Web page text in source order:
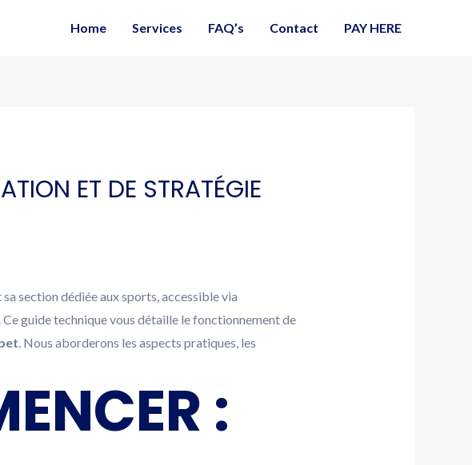
Home Services FAQ’s Contact PAY HERE
ET DE STRATÉGIE
section dédiée aux sports, accessible via
guide technique vous détaille le fonctionnement de
. Nous aborderons les aspects pratiques, les
:
Call Now